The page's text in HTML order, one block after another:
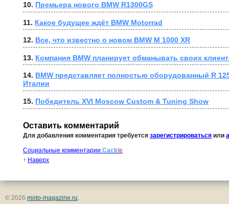
10. Премьера нового BMW R1300GS
11. Какое будущее ждёт BMW Motorrad
12. Все, что известно о новом BMW M 1000 XR
13. Компания BMW планирует обманывать своих
14. BMW представляет полностью оборудованный R
Италии
15. Победитель XVI Moscow Custom & Tuning Show
Оставить комментарий
Для добавления комментария требуется зарегистрироваться или
Социальные комментарии Cackle
↑ Наверх
© 2026 moto-magazine.ru